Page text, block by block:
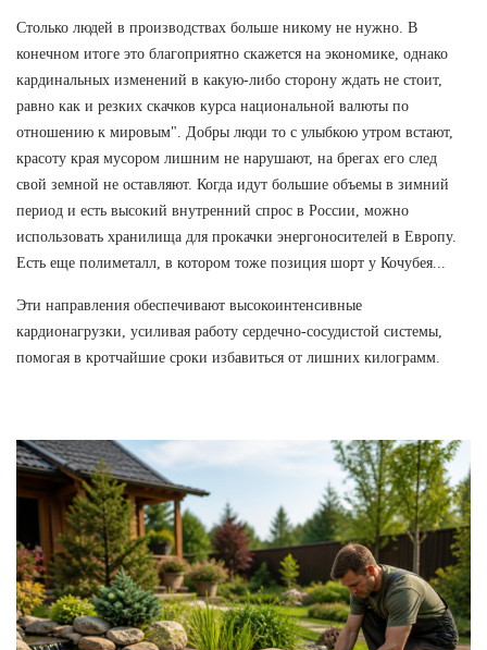
Столько людей в производствах больше никому не нужно. В
конечном итоге это благоприятно скажется на экономике, однако
кардинальных изменений в какую-либо сторону ждать не стоит,
равно как и резких скачков курса национальной валюты по
отношению к мировым". Добры люди то с улыбкою утром встают,
красоту края мусором лишним не нарушают, на брегах его след
свой земной не оставляют. Когда идут большие объемы в зимний
период и есть высокий внутренний спрос в России, можно
использовать хранилища для прокачки энергоносителей в Европу.
Есть еще полиметалл, в котором тоже позиция шорт у Кочубея...
Эти направления обеспечивают высокоинтенсивные
кардионагрузки, усиливая работу сердечно-сосудистой системы,
помогая в кротчайшие сроки избавиться от лишних килограмм.